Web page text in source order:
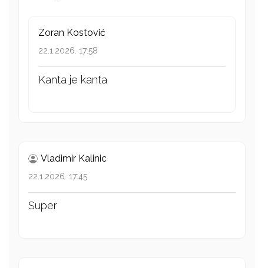
Zoran Kostović
22.1.2026. 17:58
Kanta je kanta
Vladimir Kalinic
22.1.2026. 17:45
Super